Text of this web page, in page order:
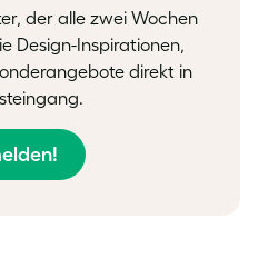
der alle zwei Wochen
Design-Inspirationen,
direkt in